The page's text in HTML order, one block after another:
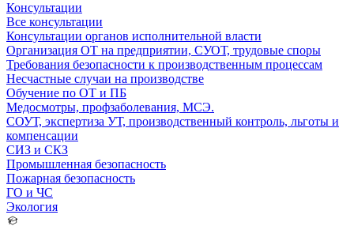
Консультации
Все консультации
Консультации органов исполнительной власти
Организация ОТ на предприятии, СУОТ, трудовые споры
Требования безопасности к производственным процессам
Несчастные случаи на производстве
Обучение по ОТ и ПБ
Медосмотры, профзаболевания, МСЭ.
СОУТ, экспертиза УТ, производственный контроль, льготы и
компенсации
СИЗ и СКЗ
Промышленная безопасность
Пожарная безопасность
ГО и ЧС
Экология